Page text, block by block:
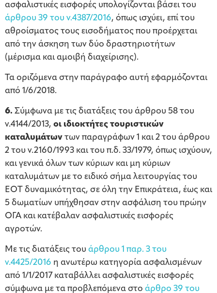
ασφαλιστικές εισφορές υπολογίζονται βάσει του
άρθρου 39 του ν.4387/2016, όπως ισχύει, επί του
αθροίσματος τους εισοδήματος που προέρχεται
από την άσκηση των δύο δραστηριοτήτων
(μέρισμα και αμοιβή διαχείρισης).
Τα οριζόμενα στην παράγραφο αυτή εφαρμόζονται
από 1/6/2018.
6. Σύμφωνα με τις διατάξεις του άρθρου 58 του
ν.4144/2013, οι ιδιοκτήτες τουριστικών
καταλυμάτων των παραγράφων 1 και 2 του άρθρου
2 του ν.2160/1993 και του π.δ. 33/1979, όπως ισχύουν,
και γενικά όλων των κύριων και μη κύριων
καταλυμάτων με το ειδικό σήμα λειτουργίας του
ΕΟΤ δυναμικότητας, σε όλη την Επικράτεια, έως και
5 δωματίων υπήχθησαν στην ασφάλιση του πρώην
ΟΓΑ και κατέβαλαν ασφαλιστικές εισφορές
αγροτών.
Με τις διατάξεις του άρθρου 1 παρ. 3 του
ν.4425/2016 η ανωτέρω κατηγορία ασφαλισμένων
από 1/1/2017 καταβάλλει ασφαλιστικές εισφορές
σύμφωνα με τα προβλεπόμενα στο άρθρο 39 του